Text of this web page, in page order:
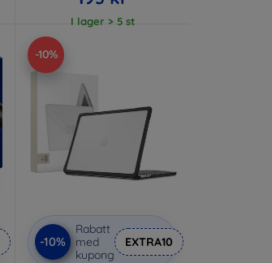
I lager > 5 st
-10%
-10%
Rabatt
med
kupong
EXTRA10